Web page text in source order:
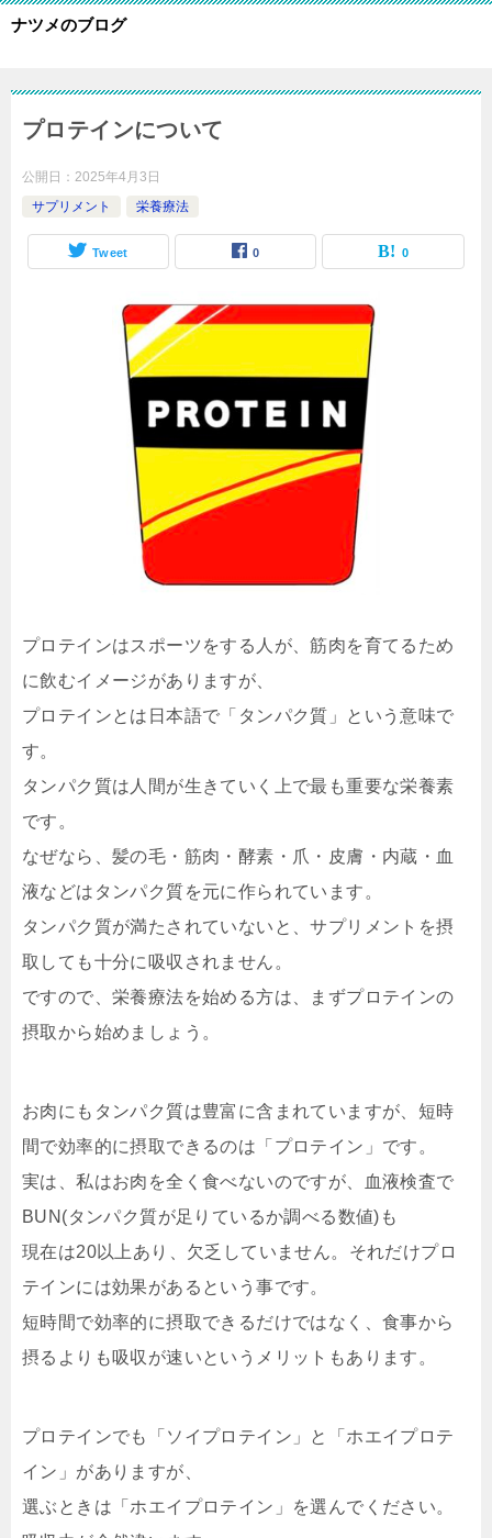
ナツメのブログ
プロテインについて
公開日： 2025年4月3日
サプリメント
栄養療法
Tweet 0 0
プロテインはスポーツをする人が、筋肉を育てるため
に飲むイメージがありますが、
プロテインとは日本語で「タンパク質」という意味で
す。
タンパク質は人間が生きていく上で最も重要な栄養素
です。
なぜなら、髪の毛・筋肉・酵素・爪・皮膚・内蔵・血
液などはタンパク質を元に作られています。
タンパク質が満たされていないと、サプリメントを摂
取しても十分に吸収されません。
ですので、栄養療法を始める方は、まずプロテインの
摂取から始めましょう。
お肉にもタンパク質は豊富に含まれていますが、短時
間で効率的に摂取できるのは「プロテイン」です。
実は、私はお肉を全く食べないのですが、血液検査で
BUN(タンパク質が足りているか調べる数値)も
現在は20以上あり、欠乏していません。それだけプロ
テインには効果があるという事です。
短時間で効率的に摂取できるだけではなく、食事から
摂るよりも吸収が速いというメリットもあります。
プロテインでも「ソイプロテイン」と「ホエイプロテ
イン」がありますが、
選ぶときは「ホエイプロテイン」を選んでください。